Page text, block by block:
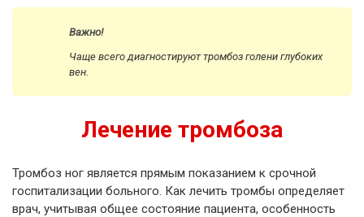
Важно!
Чаще всего диагностируют тромбоз голени глубоких
вен.
Лечение тромбоза
Тромбоз ног является прямым показанием к срочной
госпитализации больного. Как лечить тромбы определяет
врач, учитывая общее состояние пациента, особенность